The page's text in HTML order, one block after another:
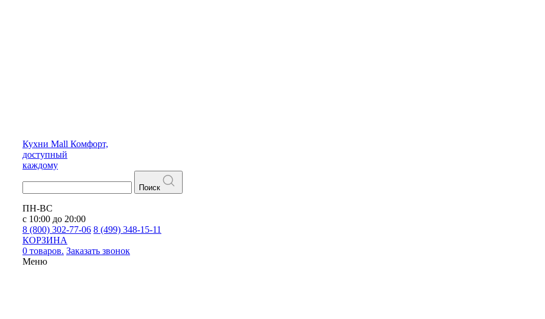
Кухни Mall Комфорт,
доступный
каждому
Поиск
ПН-ВС
с 10:00 до 20:00
8 (800) 302-77-06 8 (499) 348-15-11
КОРЗИНА
0 товаров. Заказать звонок
Меню